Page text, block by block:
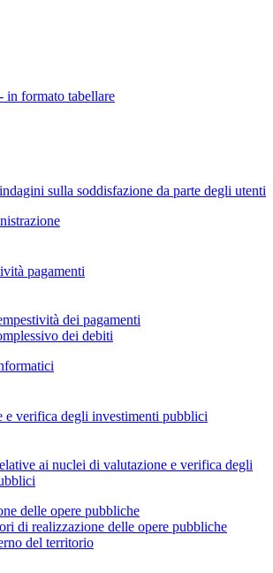
in formato tabellare
sulla soddisfazione da parte degli utenti
pagamenti
dei pagamenti
dei debiti
e verifica degli investimenti pubblici
ai nuclei di valutazione e verifica degli
delle opere pubbliche
di realizzazione delle opere pubbliche
del territorio